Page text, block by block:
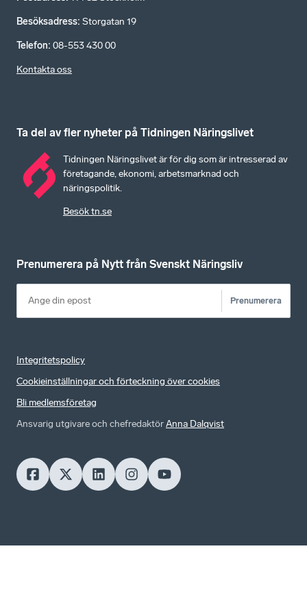
Besöksadress: Storgatan 19
Telefon: 08-553 430 00
Kontakta oss
Ta del av fler nyheter på Tidningen Näringslivet
Tidningen Näringslivet är för dig som är intresserad av
företagande, ekonomi, arbetsmarknad och
näringspolitik.
Besök tn.se
Prenumerera på Nytt från Svenskt Näringsliv
Prenumerera
Integritetspolicy
Cookieinställningar och förteckning över cookies
Bli medlemsföretag
Ansvarig utgivare och chefredaktörAnna Dalqvist